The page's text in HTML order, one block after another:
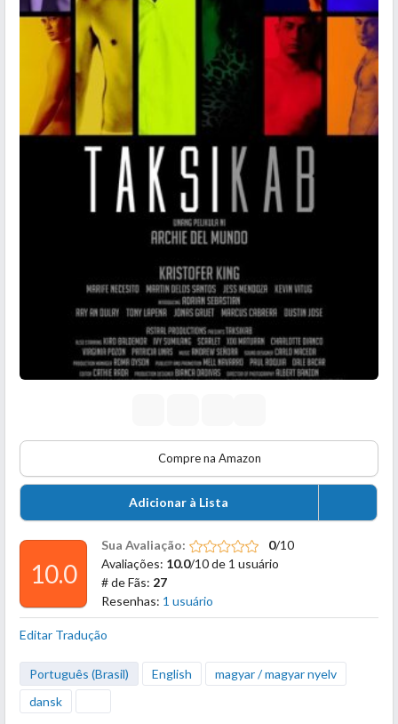
Compre na Amazon
Adicionar à Lista
10.0
Sua Avaliação: 0/10
Avaliações: 10.0/10 de 1 usuário
# de Fãs: 27
Resenhas: 1 usuário
Editar Tradução
Português (Brasil) English
magyar / magyar nyelv
dansk